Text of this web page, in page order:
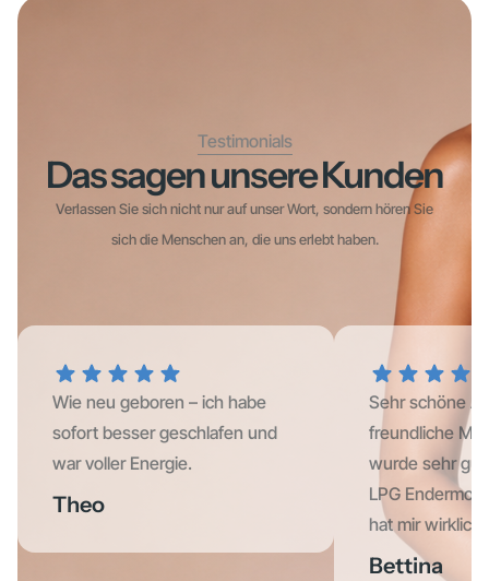
Testimonials
Das sagen unsere Kunden
Verlassen Sie sich nicht nur auf unser Wort, sondern hören Sie
sich die Menschen an, die uns erlebt haben.
Wie neu geboren – ich habe
sofort besser geschlafen und
war voller Energie.
Theo
Sehr schöne
freundliche
wurde sehr
LPG
hat mir wirklich
Bettina